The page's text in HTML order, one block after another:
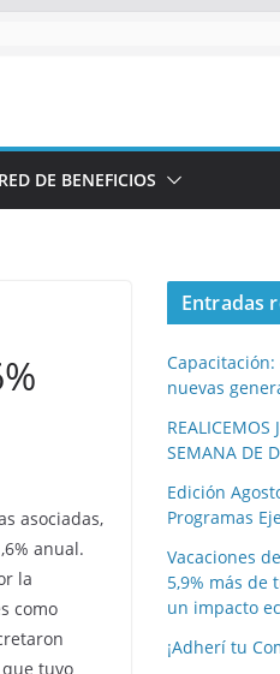
RED DE BENEFICIOS
asociadas,
anual.
la
como
tuvo
Entradas
nuevas
REALICEMOS
SEMANA DE
Edición
Programas
Vacaciones
5,9% más de
un impacto
¡Adherí tu